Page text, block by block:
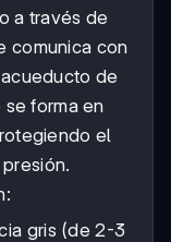
a través de
comunica con
de
forma en
el
gris (de 2-3